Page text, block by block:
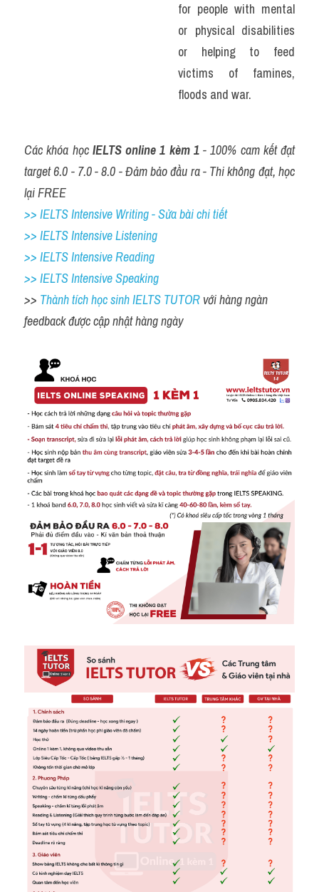
for people with mental
or physical disabilities
or helping to feed
victims of famines,
floods and war.
Các khóa học IELTS online 1 kèm 1 - 100% cam kết đạt
target 6.0 - 7.0 - 8.0 - Đảm bảo đầu ra - Thi không đạt, học
lại FREE
>> IELTS Intensive Writing - Sửa bài chi tiết
>> IELTS Intensive Listening
>> IELTS Intensive Reading
>> IELTS Intensive Speaking
>> Thành tích học sinh IELTS TUTOR với hàng ngàn
feedback được cập nhật hàng ngày